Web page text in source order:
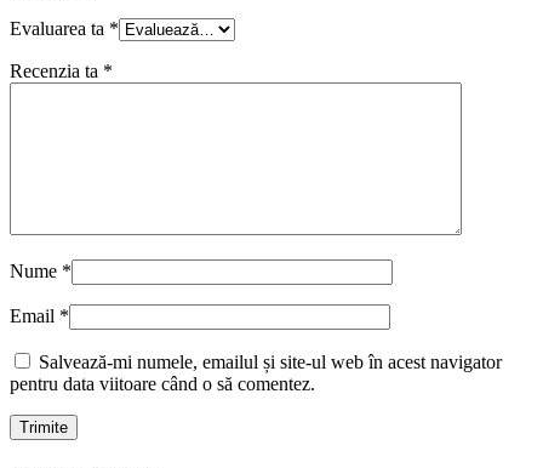
Evaluarea ta *
Recenzia ta *
Nume *
Email *
Salvează-mi numele, emailul și site-ul web în acest navigator
pentru data viitoare când o să comentez.